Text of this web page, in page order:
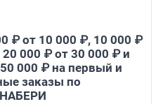
₽ от 10 000 ₽, 10 000 ₽
000 ₽ от 30 000 ₽ и
000 ₽ на первый и
заказы по